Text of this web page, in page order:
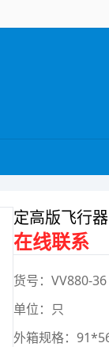
定高版飞行器
在线联系
货号：VV880-36
单位：只
外箱规格：